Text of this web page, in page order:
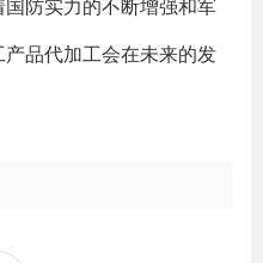
防实力的不断增强和军
品代加工会在未来的发